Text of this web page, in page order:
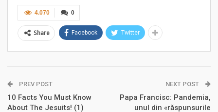
0
4.070
Share Facebook Twitter
PREV POST
10 Facts You Must Know
About The Jesuits! (1)
NEXT POST
Papa Francisc: Pandemia,
unul din «răspunsurile